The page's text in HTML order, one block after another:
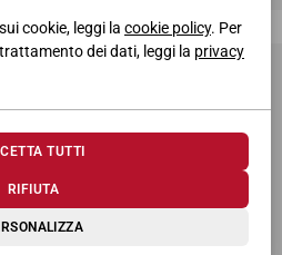
cookie, leggi la cookie policy. Per
dei dati, leggi la privacy
RIFIUTA
TUTTI
qualità è di casa
P.I. 00642760433
MC (Italia)